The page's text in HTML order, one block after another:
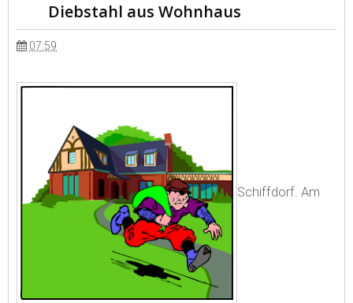
Diebstahl aus Wohnhaus
07:59
Schiffdorf. Am